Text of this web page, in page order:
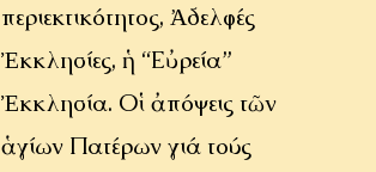
περιεκτικότητος, Ἀδελφές
Ἐκκλησίες, ἡ “Εὐρεία”
Ἐκκλησία. Οἱ ἀπόψεις τῶν
ἁγίων Πατέρων γιά τούς